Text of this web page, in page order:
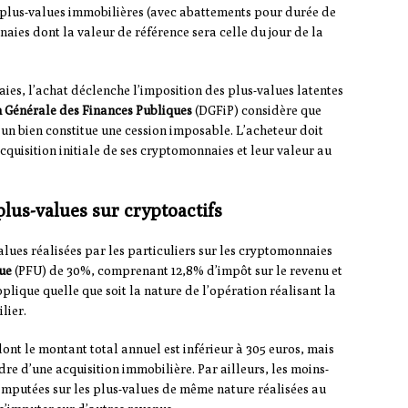
values immobilières (avec abattements pour durée de
dont la valeur de référence sera celle du jour de la
l’achat déclenche l’imposition des plus-values latentes
des Finances Publiques(DGFiP) considère que
bien constitue une cession imposable. L’acheteur doit
initiale de ses cryptomonnaies et leur valeur au
values sur cryptoactifs
réalisées par les particuliers sur les cryptomonnaies
(PFU) de 30%, comprenant 12,8% d’impôt sur le revenu et
quelle que soit la nature de l’opération réalisant la
le montant total annuel est inférieur à 305 euros, mais
d’une acquisition immobilière. Par ailleurs, les moins-
sur les plus-values de même nature réalisées au